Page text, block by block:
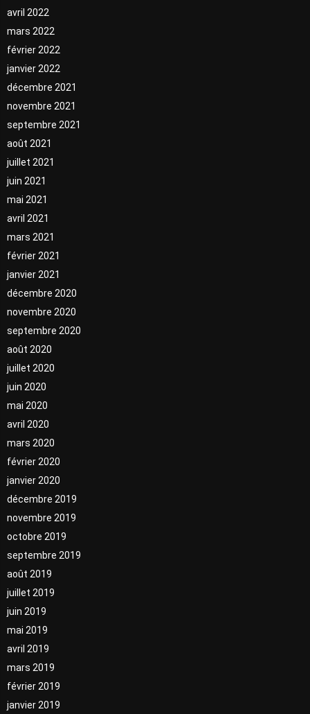
avril 2022
mars 2022
février 2022
janvier 2022
décembre 2021
novembre 2021
septembre 2021
août 2021
juillet 2021
juin 2021
mai 2021
avril 2021
mars 2021
février 2021
janvier 2021
décembre 2020
novembre 2020
septembre 2020
août 2020
juillet 2020
juin 2020
mai 2020
avril 2020
mars 2020
février 2020
janvier 2020
décembre 2019
novembre 2019
octobre 2019
septembre 2019
août 2019
juillet 2019
juin 2019
mai 2019
avril 2019
mars 2019
février 2019
janvier 2019